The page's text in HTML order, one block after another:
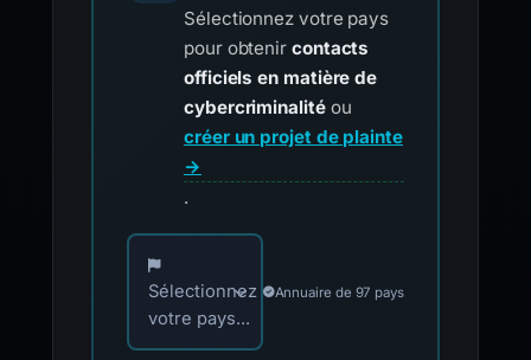
Sélectionnez votre pays
pour obtenir contacts
officiels en matière de
cybercriminalitéou
créer un projet de plainte
→
.
Choisissez votre pays pour les contacts
Sélectionnez
votre pays...
Annuaire de 97 pays